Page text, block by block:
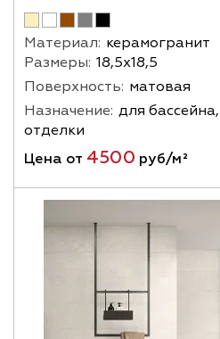
Материал: керамогранит
Размеры: 18,5х18,5
Поверхность: матовая
Назначение: для
отделки
Цена от 4500 руб/м²